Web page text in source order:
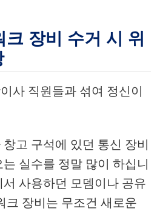
장비 수거 시 위
사 직원들과 섞여 정신이
고 구석에 있던 통신 장비
실수를 정말 많이 하십니
사용하던 모뎀이나 공유
크 장비는 무조건 새로운